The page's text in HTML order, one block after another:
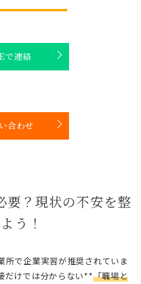
で連絡
合わせ
要？現状の不安を整
う！
所で企業実習が推奨されていま
だけでは分からない**「職場と